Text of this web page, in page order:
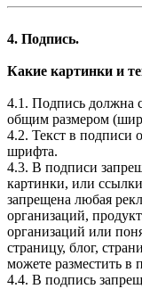
4. Подпись.
Какие картинки и
4.1. Подпись должна
общим размером
4.2. Текст в подписи
шрифта.
4.3. В подписи
картинки, или
запрещена любая
организаций,
организаций или
страницу, блог,
можете разместить в
4.4. В подпись